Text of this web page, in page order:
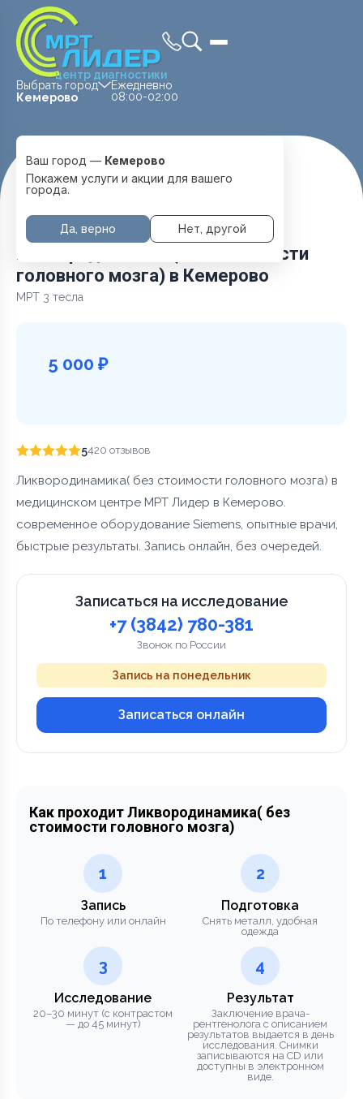
центр диагностики
Выбрать город
Кемерово
Ежедневно
08:00-02:00
Ваш город — Кемерово
Покажем услуги и акции для вашего
города.
Да, верно Нет, другой
Главная Услуги и цены МРТ Головы
Ликвородинамика( без стоимости головного мозга)
Ликвородинамика( без стоимости
головного мозга) в Кемерово
МРТ 3 тесла
5 000 ₽
5420 отзывов
Ликвородинамика( без стоимости головного мозга) в
медицинском центре МРТ Лидер в Кемерово.
современное оборудование Siemens, опытные врачи,
быстрые результаты. Запись онлайн, без очередей.
Записаться на исследование
+7 (3842) 780-381
Звонок по России
Запись на понедельник
Записаться онлайн
Как проходит Ликвородинамика( без
стоимости головного мозга)
1
Запись
По телефону или онлайн
2
Подготовка
Снять металл, удобная
одежда
3
Исследование
20–30 минут (с контрастом
— до 45 минут)
4
Результат
Заключение врача-
рентгенолога с описанием
результатов выдается в день
исследования. Снимки
записываются на CD или
доступны в электронном
виде.